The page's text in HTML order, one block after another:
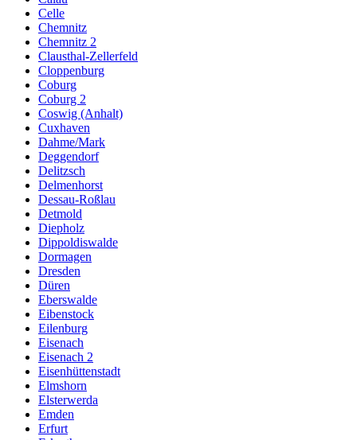
Celle
Chemnitz
Chemnitz 2
Clausthal-Zellerfeld
Cloppenburg
Coburg
Coburg 2
Coswig (Anhalt)
Cuxhaven
Dahme/Mark
Deggendorf
Delitzsch
Delmenhorst
Dessau-Roßlau
Detmold
Diepholz
Dippoldiswalde
Dormagen
Dresden
Düren
Eberswalde
Eibenstock
Eilenburg
Eisenach
Eisenach 2
Eisenhüttenstadt
Elmshorn
Elsterwerda
Emden
Erfurt